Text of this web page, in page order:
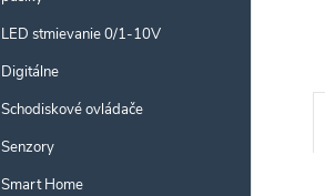
LED stmievanie 0/1-10V
Digitálne
Schodiskové ovládače
Senzory
Smart Home